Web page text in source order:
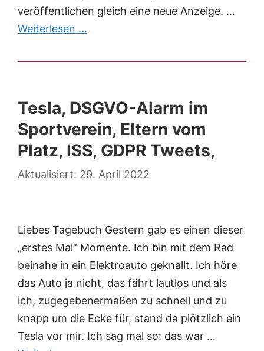
veröffentlichen gleich eine neue Anzeige. …
Weiterlesen …
Tesla, DSGVO-Alarm im
Sportverein, Eltern vom
Platz, ISS, GDPR Tweets,
29. April 2022
Liebes Tagebuch Gestern gab es einen dieser
„erstes Mal“ Momente. Ich bin mit dem Rad
beinahe in ein Elektroauto geknallt. Ich höre
das Auto ja nicht, das fährt lautlos und als
ich, zugegebenermaßen zu schnell und zu
knapp um die Ecke für, stand da plötzlich ein
Tesla vor mir. Ich sag mal so: das war …